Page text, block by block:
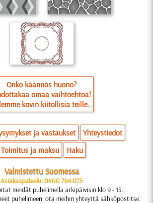
Onko käännös huono?
omaa vaihtoehtoa!
kovin kiitollisia teille.
ja vastaukset
Yhteystiedot
Toimitus ja maksu
Haku
Valmistettu Suomessa
Asiakaspalvelu: 0400 764 075
meidät puhelimella arkipäivisin klo 9 - 15.
puhelimeen, ota meihin yhteyttä sähköpostitse.